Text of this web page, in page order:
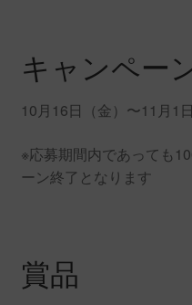
キャンペー
10月16日（金）〜11月1
※応募期間内であっても
ーン終了となります
賞品